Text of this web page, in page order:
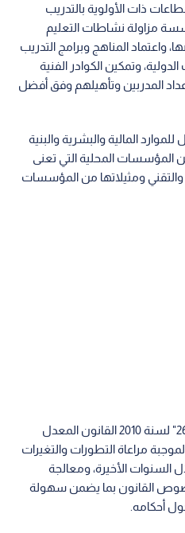
ذات الأولوية بالتدريب
مزاولة نشاطات التعليم
واعتماد المناهج وبرامج التدريب
وتمكين الكوادر الفنية
المدربين وتأهيلهم وفق أفضل
المالية والبشرية والبنية
المؤسسات المحلية التي تعنى
والتقني ومثيلاتها من المؤسسات
وبالنسبة للقانون المؤقت رقم "26" لسنة 2010 القانون المعدل
مراعاة التطورات والتغيرات
الأخيرة، ومعالجة
القانون بما يضمن سهولة
أحكامه.